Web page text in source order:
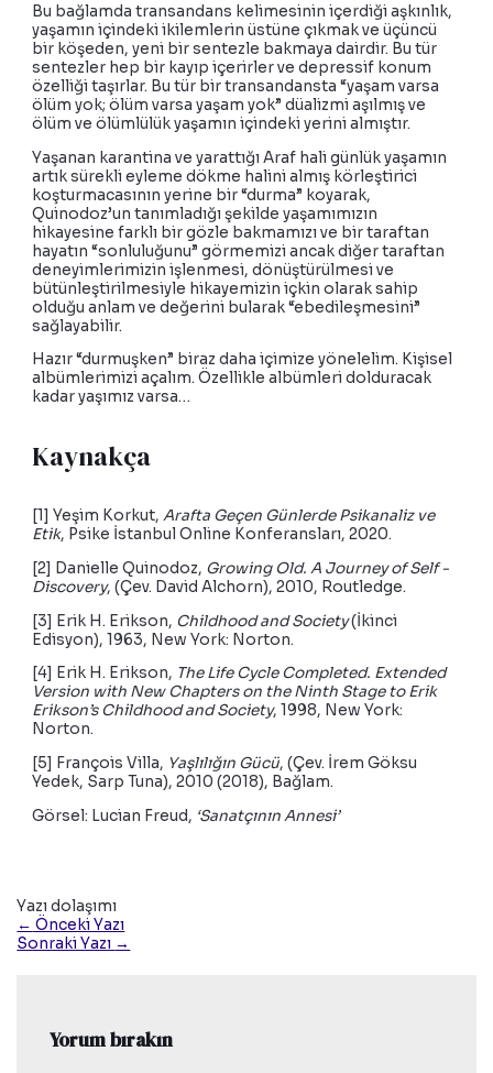
Bu bağlamda transandans kelimesinin içerdiği aşkınlık,
yaşamın içindeki ikilemlerin üstüne çıkmak ve üçüncü
bir köşeden, yeni bir sentezle bakmaya dairdir. Bu tür
sentezler hep bir kayıp içerirler ve depressif konum
özelliği taşırlar. Bu tür bir transandansta “yaşam varsa
ölüm yok; ölüm varsa yaşam yok” düalizmi aşılmış ve
ölüm ve ölümlülük yaşamın içindeki yerini almıştır.
Yaşanan karantina ve yarattığı Araf hali günlük yaşamın
artık sürekli eyleme dökme halini almış körleştirici
koşturmacasının yerine bir “durma” koyarak,
Quinodoz’un tanımladığı şekilde yaşamımızın
hikayesine farklı bir gözle bakmamızı ve bir taraftan
hayatın “sonluluğunu” görmemizi ancak diğer taraftan
deneyimlerimizin işlenmesi, dönüştürülmesi ve
bütünleştirilmesiyle hikayemizin içkin olarak sahip
olduğu anlam ve değerini bularak “ebedileşmesini”
sağlayabilir.
Hazır “durmuşken” biraz daha içimize yönelelim. Kişisel
albümlerimizi açalım. Özellikle albümleri dolduracak
kadar yaşımız varsa…
Kaynakça
[1] Yeşim Korkut,Arafta Geçen Günlerde Psikanaliz ve
Etik, Psike İstanbul Online Konferansları, 2020.
[2] Danielle Quinodoz, Growing Old. A Journey of Self -
Discovery, (Çev. David Alchorn), 2010, Routledge.
[3] Erik H. Erikson, Childhood and Society(İkinci
Edisyon), 1963, New York: Norton.
[4] Erik H. Erikson, The Life Cycle Completed. Extended
Version with New Chapters on the Ninth Stage to Erik
Erikson’s Childhood and Society, 1998, New York:
Norton.
[5] François Villa, Yaşlılığın Gücü, (Çev. İrem Göksu
Yedek, Sarp Tuna), 2010 (2018), Bağlam.
Görsel: Lucian Freud, ‘Sanatçının Annesi’
Yazı dolaşımı
← Önceki Yazı
Sonraki Yazı →
Yorum bırakın